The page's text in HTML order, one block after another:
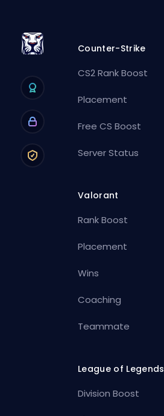
Counter-Strike
CS2 Rank Boost
Placement
Free CS Boost
Server Status
Valorant
Rank Boost
Placement
Wins
Coaching
Teammate
League of Legends
Division Boost